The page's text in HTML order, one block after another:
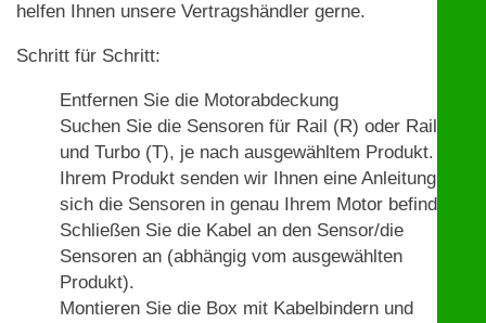
helfen Ihnen unsere Vertragshändler gerne.
Schritt für Schritt:
Entfernen Sie die Motorabdeckung
Suchen Sie die Sensoren für Rail (R) oder Rail (R)
und Turbo (T), je nach ausgewähltem Produkt. Mit
Ihrem Produkt senden wir Ihnen eine Anleitung, wo
sich die Sensoren in genau Ihrem Motor befinden.
Schließen Sie die Kabel an den Sensor/die
Sensoren an (abhängig vom ausgewählten
Produkt).
Montieren Sie die Box mit Kabelbindern und